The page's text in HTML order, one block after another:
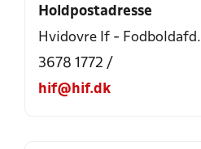
Holdpostadresse
Hvidovre If - Fodboldafd.
3678 1772 /
hif@hif.dk